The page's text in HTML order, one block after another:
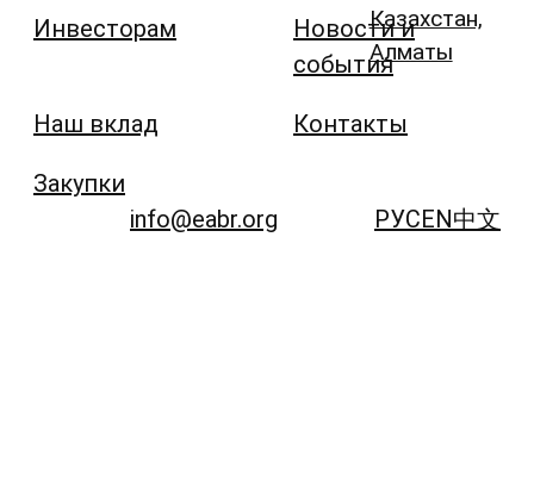
Инвесторам
Наш вклад
Закупки
Новости и
события
Контакты
Казахстан,
Алматы
info@eabr.org РУСEN中文